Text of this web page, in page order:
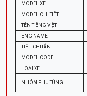
MODEL XE
MODEL CHI TIẾT
TÊN TIẾNG VIỆT
ENG NAME
TIÊU CHUẨN
MODEL CODE
LOẠI XE
NHÓM PHỤ TÙNG